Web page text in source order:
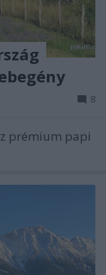
8
prémium papi